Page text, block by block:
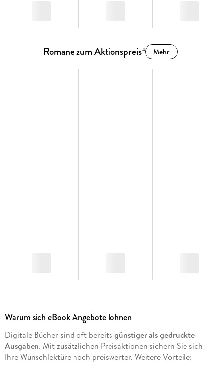
Romane zum Aktionspreis4 Mehr
Warum sich eBook Angebote lohnen
Digitale Bücher sind oft bereits günstiger als gedruckte
Ausgaben. Mit zusätzlichen Preisaktionen sichern Sie sich
Ihre Wunschlektüre noch preiswerter. Weitere Vorteile: